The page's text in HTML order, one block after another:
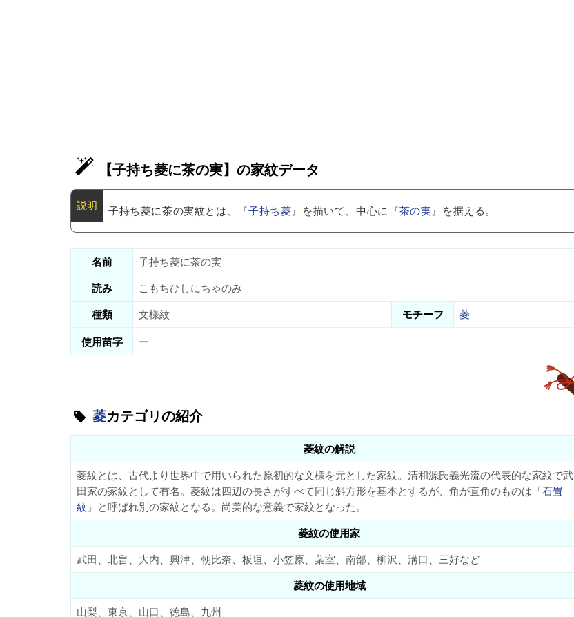
【子持ち菱に茶の実】の家紋データ
子持ち菱に茶の実紋とは、『子持ち菱』を描いて、中心に『茶の実』を据える。
名前
子持ち菱に茶の実
読み
こもちひしにちゃのみ
種類
文様紋 モチーフ
菱
使用苗字
ー
菱カテゴリの紹介
菱紋の解説
菱紋とは、古代より世界中で用いられた原初的な文様を元とした家紋。清和源氏義光流の代表的な家紋で武
田家の家紋として有名。菱紋は四辺の長さがすべて同じ斜方形を基本とするが、角が直角のものは「石畳
紋」と呼ばれ別の家紋となる。尚美的な意義で家紋となった。
菱紋の使用家
武田、北畠、大内、興津、朝比奈、板垣、小笠原、葉室、南部、柳沢、溝口、三好など
菱紋の使用地域
山梨、東京、山口、徳島、九州